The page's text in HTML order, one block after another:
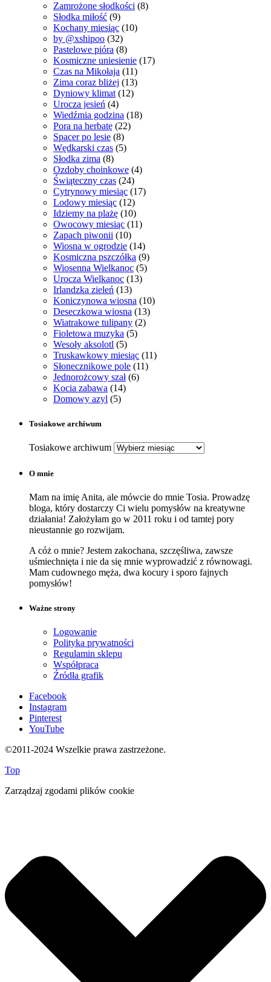
Zamrożone słodkości (8)
Słodka miłość (9)
Kochany miesiąc (10)
by @xshipoo (32)
Pastelowe pióra (8)
Kosmiczne uniesienie (17)
Czas na Mikołaja (11)
Zima coraz bliżej (13)
Dyniowy klimat (12)
Urocza jesień (4)
Wiedźmia godzina (18)
Pora na herbatę (22)
Spacer po lesie (8)
Wędkarski czas (5)
Słodka zima (8)
Ozdoby choinkowe (4)
Świąteczny czas (24)
Cytrynowy miesiąc (17)
Lodowy miesiąc (12)
Idziemy na plażę (10)
Owocowy miesiąc (11)
Zapach piwonii (10)
Wiosna w ogrodzie (14)
Kosmiczna pszczółka (9)
Wiosenna Wielkanoc (5)
Urocza Wielkanoc (13)
Irlandzka zieleń (13)
Koniczynowa wiosna (10)
Deseczkowa wiosna (13)
Wiatrakowe tulipany (2)
Fioletowa muzyka (5)
Wesoły aksolotl (5)
Truskawkowy miesiąc (11)
Słonecznikowe pole (11)
Jednorożcowy szał (6)
Kocia zabawa (14)
Domowy azyl (5)
Tosiakowe archiwum
Tosiakowe archiwum
O mnie
Mam na imię Anita, ale mówcie do mnie Tosia. Prowadzę
bloga, który dostarczy Ci wielu pomysłów na kreatywne
działania! Założyłam go w 2011 roku i od tamtej pory
nieustannie go rozwijam.
A cóż o mnie? Jestem zakochana, szczęśliwa, zawsze
uśmiechnięta i nie da się mnie wyprowadzić z równowagi.
Mam cudownego męża, dwa kocury i sporo fajnych
pomysłów!
Ważne strony
Logowanie
Polityka prywatności
Regulamin sklepu
Współpraca
Źródła grafik
Facebook
Instagram
Pinterest
YouTube
©2011-2024 Wszelkie prawa zastrzeżone.
Top
Zarządzaj zgodami plików cookie